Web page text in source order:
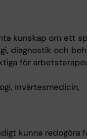
kunskap om ett
diagnostik och
för
invärtesmedicin,
kunna redogöra